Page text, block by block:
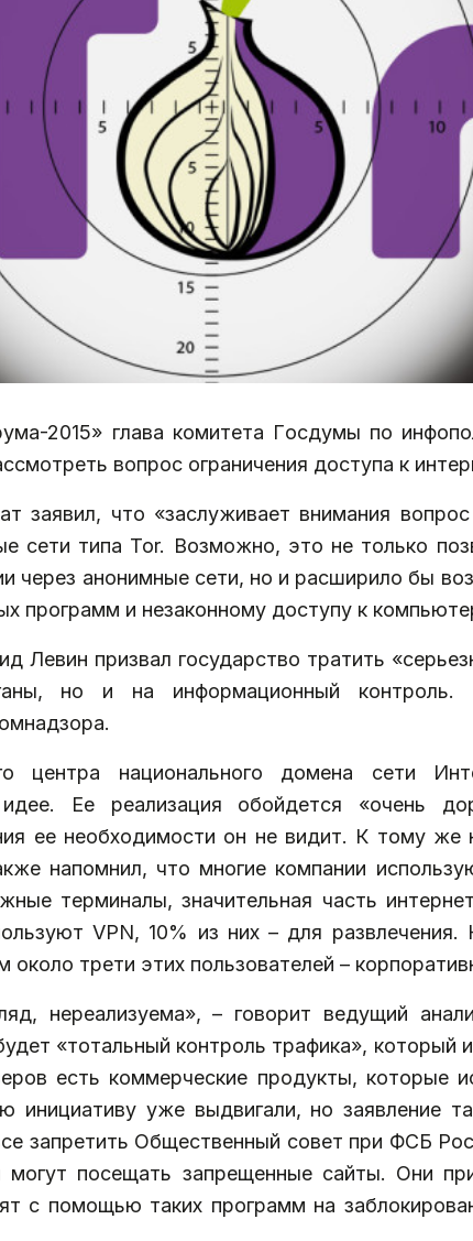
2015» глава комитета Госдумы по
вопрос ограничения доступа к
заявил, что «заслуживает внимания
сети типа Tor. Возможно, это не только
через анонимные сети, но и расширило бы
программ и незаконному доступу к
Левин призвал государство тратить
но и на информационный контроль.
центра национального домена сети
Ее реализация обойдется «очень
ее необходимости он не видит. К тому же
напомнил, что многие компании
терминалы, значительная часть
VPN, 10% из них – для
трети этих пользователей –
нереализуема», – говорит ведущий
«тотальный контроль трафика», который
есть коммерческие продукты, которые
инициативу уже выдвигали, но заявление
запретить Общественный совет при ФСБ
могут посещать запрещенные сайты. Они
с помощью таких программ на